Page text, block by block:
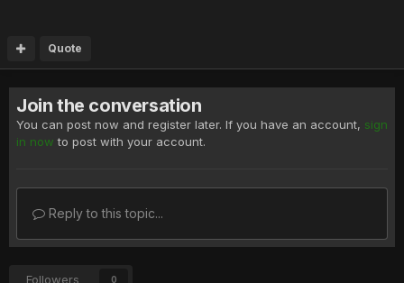
Quote
Join the conversation
You can post now and register later. If you have an account, sign
in now to post with your account.
Reply to this topic...
Followers 0